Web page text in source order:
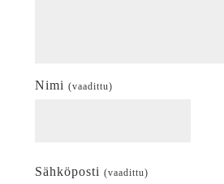
Nimi (vaadittu)
Sähköposti (vaadittu)